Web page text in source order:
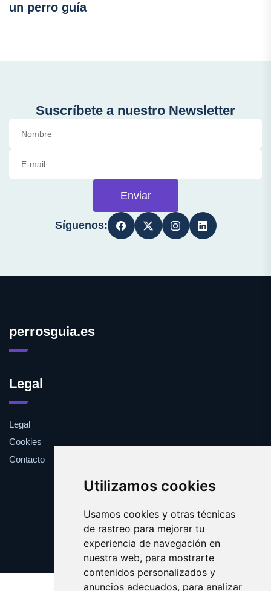
Utilizamos cookies
Usamos cookies y otras técnicas
de rastreo para mejorar tu
experiencia de navegación en
nuestra web, para mostrarte
contenidos personalizados y
anuncios adecuados, para analizar
un perro guía
Suscríbete a nuestro Newsletter
Enviar
Síguenos:
perrosguia.es
Legal
Legal
Cookies
Contacto
Update cookies preferences
Copyright © 2025 perrosguia.es